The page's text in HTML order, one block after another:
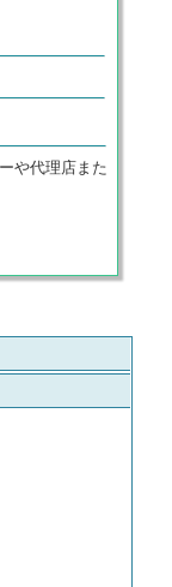
商品代金
や代理店また